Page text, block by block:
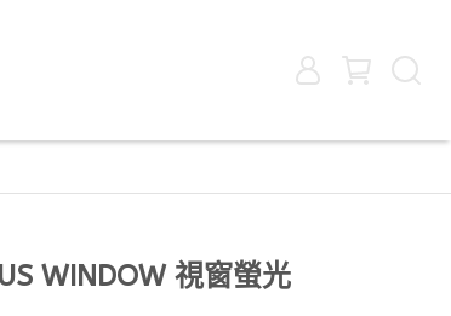
WINDOW 視窗螢光